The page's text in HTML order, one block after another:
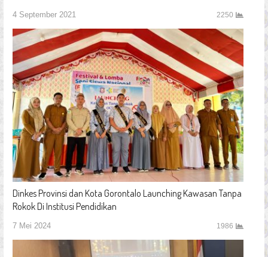
4 September 2021 2250
Dinkes Provinsi dan Kota Gorontalo Launching Kawasan Tanpa
Rokok Di Institusi Pendidikan
7 Mei 2024 1986